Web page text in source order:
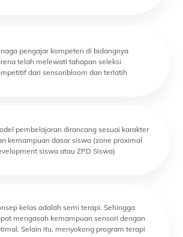
pengajar kompeten di bidangnya
telah melewati tahapan seleksi
dari sensoribloom dan terlatih
pembelajaran dirancang sesuai karakter
kemampuan dasar siswa (zone proximal
siswa atau ZPD Siswa)
kelas adalah semi terapi. Sehingga
mengasah kemampuan sensori dengan
Selain itu, menyokong program terapi